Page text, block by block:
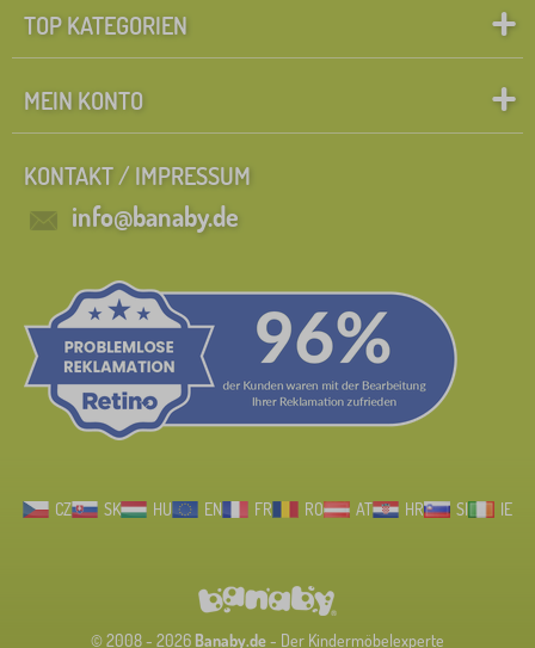
TOP KATEGORIEN
MEIN KONTO
KONTAKT / IMPRESSUM
info@banaby.de
CZ SK HU EN FR RO AT HR SI IE
© 2008 - 2026 Banaby.de- Der Kindermöbelexperte